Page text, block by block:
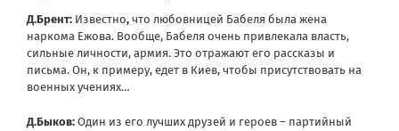
Д.Брент: Известно, что любовницей Бабеля была жена
наркома Ежова. Вообще, Бабеля очень привлекала власть,
сильные личности, армия. Это отражают его рассказы и
письма. Он, к примеру, едет в Киев, чтобы присутствовать на
военных учениях…
Д.Быков: Один из его лучших друзей и героев – партийный